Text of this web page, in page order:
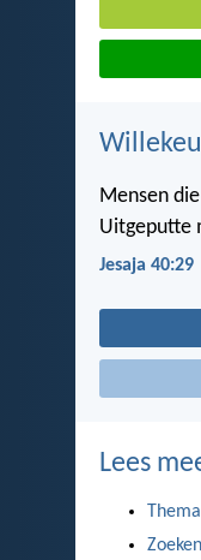
Mensen
Uitgeputte
Jesaja 40:29
Lees
Zoeken